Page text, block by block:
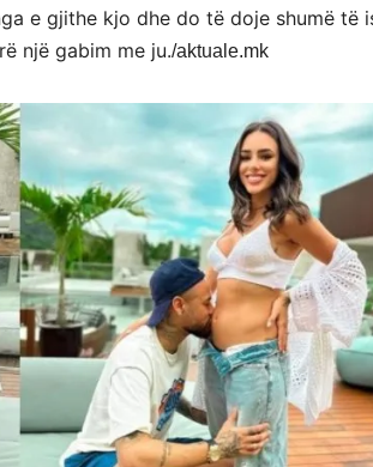
e gjithe kjo dhe do të doje shumë të
një gabim me ju./aktuale.mk